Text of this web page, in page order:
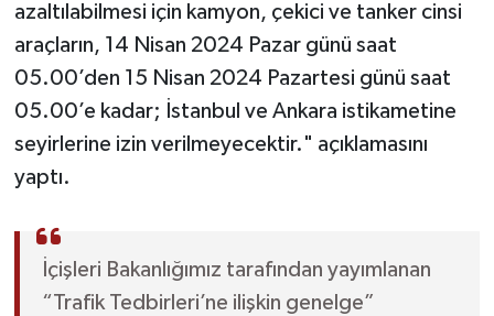
azaltılabilmesi için kamyon, çekici ve tanker cinsi
araçların, 14 Nisan 2024 Pazar günü saat
05.00’den 15 Nisan 2024 Pazartesi günü saat
05.00’e kadar; İstanbul ve Ankara istikametine
seyirlerine izin verilmeyecektir." açıklamasını
yaptı.
İçişleri Bakanlığımız tarafından yayımlanan
“Trafik Tedbirleri’ne ilişkin genelge”